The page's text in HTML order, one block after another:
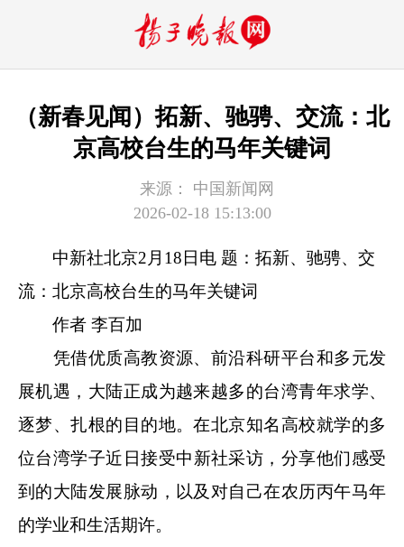
（新春见闻）拓新、驰骋、交流：北
京高校台生的马年关键词
来源：
中国新闻网
2026-02-18 15:13:00
中新社北京2月18日电 题：拓新、驰骋、交
流：北京高校台生的马年关键词
作者 李百加
凭借优质高教资源、前沿科研平台和多元发
展机遇，大陆正成为越来越多的台湾青年求学、
逐梦、扎根的目的地。在北京知名高校就学的多
位台湾学子近日接受中新社采访，分享他们感受
到的大陆发展脉动，以及对自己在农历丙午马年
的学业和生活期许。